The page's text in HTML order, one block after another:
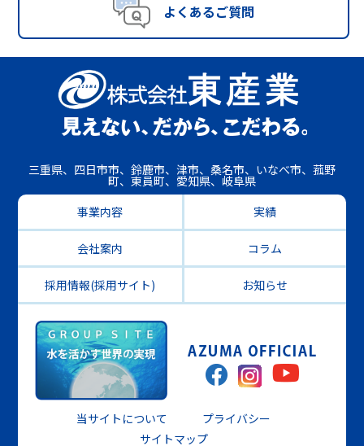
よくあるご質問
三重県、四日市市、鈴鹿市、津市、桑名市、いなべ市、菰野
町、東員町、愛知県、岐阜県
事業内容
実績
会社案内 コラム
採用情報(採用サイト) お知らせ
当サイトについて
プライバシー
サイトマップ